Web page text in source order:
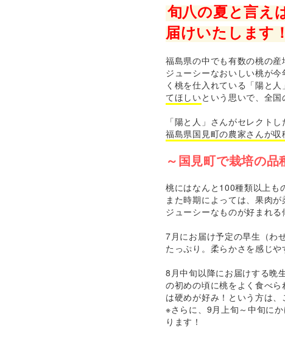
旬八の夏と言え
届けいたします
福島県の中でも有数の桃の
ジューシーなおいしい桃が
く桃を仕入れている「陽と人
てほしいという思いで、全国
「陽と人」さんがセレクト
福島県国見町の農家さんが
～国見町で栽培の
桃にはなんと100種類以上も
また時期によっては、果肉
ジューシーなものが好まれ
7月にお届け予定の早生（わ
たっぷり。柔らかさを感じ
8月中旬以降にお届けする晩
の初めの頃に桃をよく食べ
は硬めが好み！という方は、
※さらに、9月上旬～中旬に
ります！